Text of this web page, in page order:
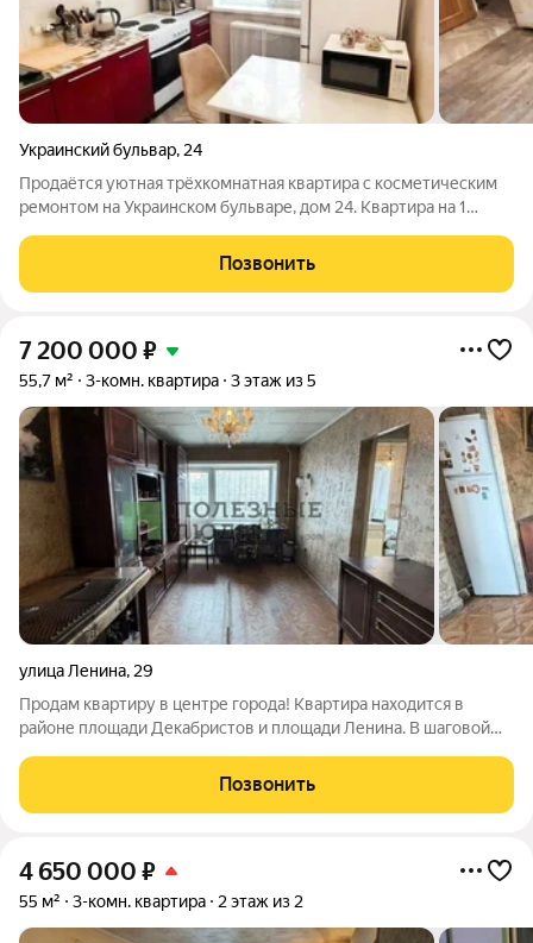
Украинский бульвар, 24
Продаётся уютная трёхкомнатная квартира с косметическим
ремонтом на Украинском бульваре, дом 24. Квартира на 1
Позвонить
7 200 000 ₽
55,7 м² 3-комн. квартира 3 этаж из 5
улица Ленина, 29
Продам квартиру в центре города! Квартира находится в
районе площади Декабристов и площади Ленина. В шаговой
фитнес-клуб «Бостон». Образовательные учреждения: школы
№ 49, 1, 18; детские сады №
Позвонить
4 650 000 ₽
55 м² 3-комн. квартира 2 этаж из 2